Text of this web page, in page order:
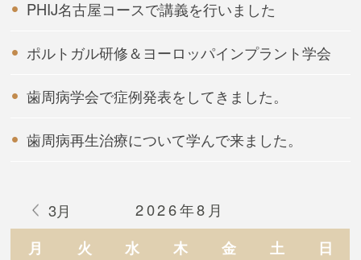
PHIJ名古屋コースで講義を行いました
ポルトガル研修＆ヨーロッパインプラント学会
歯周病学会で症例発表をしてきました。
歯周病再生治療について学んで来ました。
2026年8月
月 火 水 木 金 土 日
3月